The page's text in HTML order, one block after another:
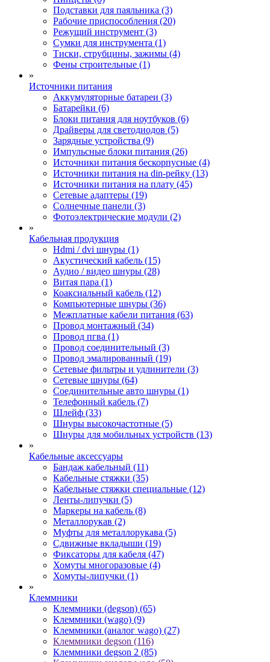
Подставки для паяльника (3)
Рабочие приспособления (20)
Режущий инструмент (3)
Сумки для инструмента (1)
Тиски, струбцины, зажимы (4)
Фены строительные (1)
»
Источники питания
Аккумуляторные батареи (3)
Батарейки (6)
Блоки питания для ноутбуков (6)
Драйверы для светодиодов (5)
Зарядные устройства (9)
Импульсные блоки питания (26)
Источники питания бескорпусные (4)
Источники питания на din-рейку (13)
Источники питания на плату (45)
Сетевые адаптеры (19)
Солнечные панели (3)
Фотоэлектрические модули (2)
»
Кабельная продукция
Hdmi / dvi шнуры (1)
Акустический кабель (15)
Аудио / видео шнуры (28)
Витая пара (1)
Коаксиальный кабель (12)
Компьютерные шнуры (36)
Межплатные кабели питания (63)
Провод монтажный (34)
Провод пгва (1)
Провод соединительный (3)
Провод эмалированный (19)
Сетевые фильтры и удлинители (3)
Сетевые шнуры (64)
Соединительные авто шнуры (1)
Телефонный кабель (7)
Шлейф (33)
Шнуры высокочастотные (5)
Шнуры для мобильных устройств (13)
»
Кабельные аксессуары
Бандаж кабельный (11)
Кабельные стяжки (35)
Кабельные стяжки специальные (12)
Ленты-липучки (5)
Маркеры на кабель (8)
Металлорукав (2)
Муфты для металлорукава (5)
Сдвижные вкладыши (19)
Фиксаторы для кабеля (47)
Хомуты многоразовые (4)
Хомуты-липучки (1)
»
Клеммники
Клеммники (degson) (65)
Клеммники (wago) (9)
Клеммники (аналог wago) (27)
Клеммники degson (116)
Клеммники degson 2 (85)